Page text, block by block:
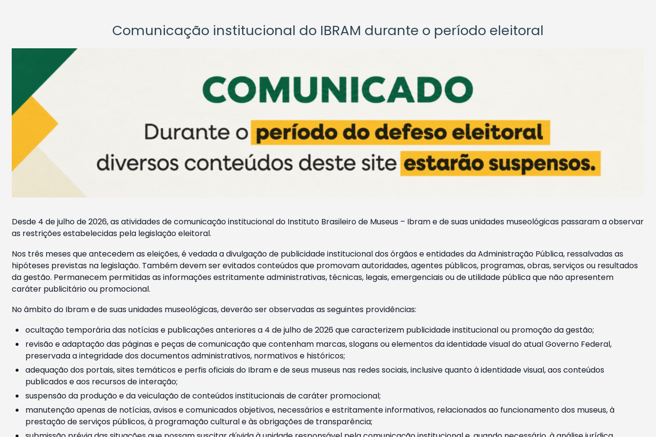
Comunicação institucional do IBRAM durante o período eleitoral
Desde 4 de julho de 2026, as atividades de comunicação institucional do Instituto Brasileiro de Museus – Ibram e de suas unidades museológicas passaram a observar
as restrições estabelecidas pela legislação eleitoral.
Nos três meses que antecedem as eleições, é vedada a divulgação de publicidade institucional dos órgãos e entidades da Administração Pública, ressalvadas as
hipóteses previstas na legislação. Também devem ser evitados conteúdos que promovam autoridades, agentes públicos, programas, obras, serviços ou resultados
da gestão. Permanecem permitidas as informações estritamente administrativas, técnicas, legais, emergenciais ou de utilidade pública que não apresentem
caráter publicitário ou promocional.
No âmbito do Ibram e de suas unidades museológicas, deverão ser observadas as seguintes providências:
ocultação temporária das notícias e publicações anteriores a 4 de julho de 2026 que caracterizem publicidade institucional ou promoção da gestão;
revisão e adaptação das páginas e peças de comunicação que contenham marcas, slogans ou elementos da identidade visual do atual Governo Federal,
preservada a integridade dos documentos administrativos, normativos e históricos;
adequação dos portais, sites temáticos e perfis oficiais do Ibram e de seus museus nas redes sociais, inclusive quanto à identidade visual, aos conteúdos
publicados e aos recursos de interação;
suspensão da produção e da veiculação de conteúdos institucionais de caráter promocional;
manutenção apenas de notícias, avisos e comunicados objetivos, necessários e estritamente informativos, relacionados ao funcionamento dos museus, à
prestação de serviços públicos, à programação cultural e às obrigações de transparência;